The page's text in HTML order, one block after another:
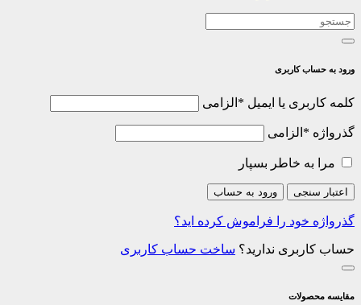
ورود به حساب کاربری
کلمه کاربری یا ایمیل * الزامی
گذرواژه * الزامی
مرا به خاطر بسپار
اعتبار سنجی ورود به حساب
گذرواژه خود را فراموش کرده اید؟
حساب کاربری ندارید؟ ساخت حساب کاربری
مقایسه محصولات